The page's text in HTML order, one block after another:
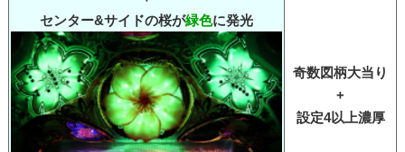
センター&サイドの桜が緑色に発光
奇数図柄大当り
+
設定4以上濃厚